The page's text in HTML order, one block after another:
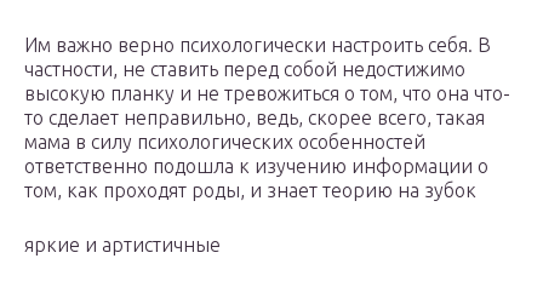
Им важно верно психологически настроить себя. В
частности, не ставить перед собой недостижимо
высокую планку и не тревожиться о том, что она что-
то сделает неправильно, ведь, скорее всего, такая
мама в силу психологических особенностей
ответственно подошла к изучению информации о
том, как проходят роды, и знает теорию на зубок
яркие и артистичные